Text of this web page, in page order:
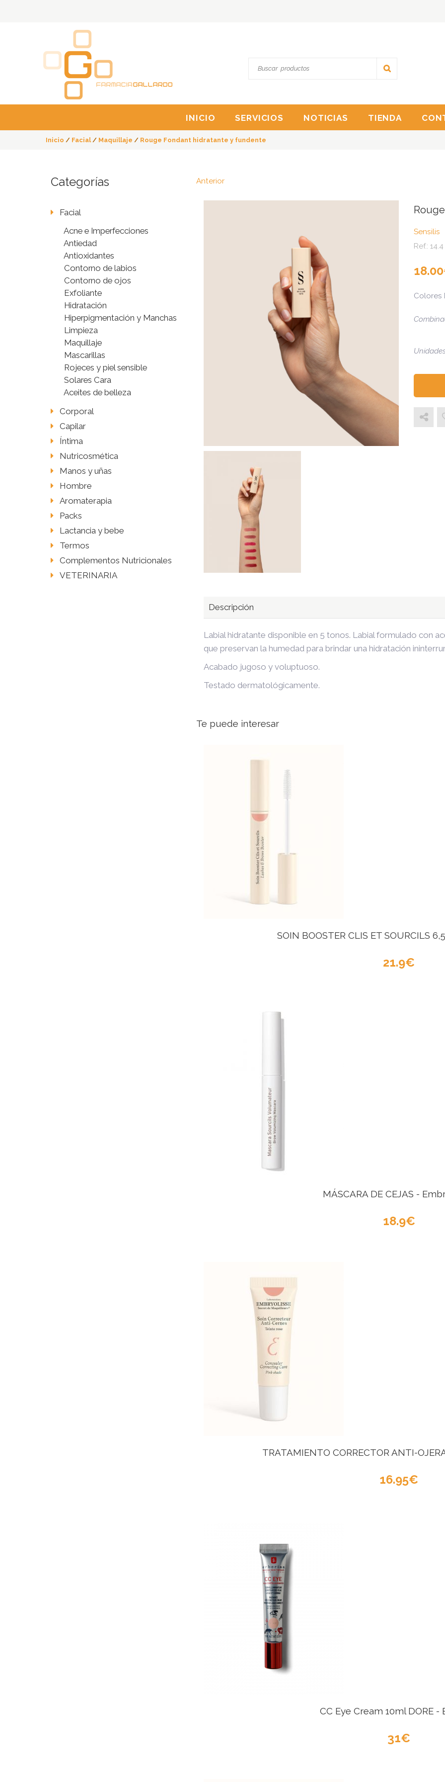
INICIO SERVICIOS NOTICIAS TIENDA
Inicio / Facial / Maquillaje / Rouge Fondant hidratante y fundente
Anterior
Sensilis
Ref.: 14.4
18.00
Colores
Descripción
Labial hidratante disponible en 5 tonos. Labial formulado con
que preservan la humedad para brindar una hidratación
Acabado jugoso y voluptuoso.
Testado dermatológicamente.
Te puede interesar
SOIN BOOSTER CLIS ET SOURCILS
21.9
MÁSCARA DE CEJAS -
18.9
TRATAMIENTO CORRECTOR ANTI-
16.95
CC Eye Cream 10ml DORE -
31
Categorías
Facial
Acne e Imperfecciones
Antiedad
Antioxidantes
Contorno de labios
Contorno de ojos
Exfoliante
Hidratación
Hiperpigmentación y Manchas
Limpieza
Maquillaje
Mascarillas
Rojeces y piel sensible
Solares Cara
Aceites de belleza
Corporal
Capilar
Íntima
Nutricosmética
Manos y uñas
Hombre
Aromaterapia
Packs
Lactancia y bebe
Termos
Complementos Nutricionales
VETERINARIA